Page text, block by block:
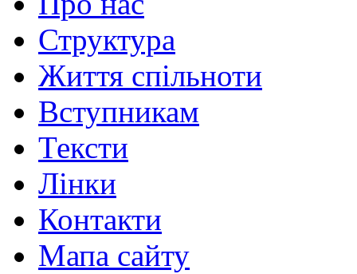
Структура
Життя спільноти
Вступникам
Тексти
Лінки
Контакти
Мапа сайту